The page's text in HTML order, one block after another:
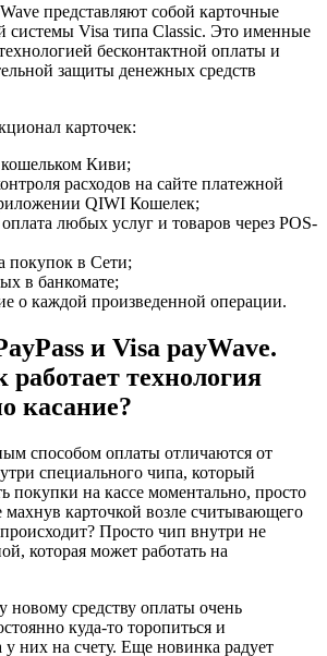
представляют собой карточные
системы Visa типа Classic. Это именные
бесконтактной оплаты и
защиты денежных средств
карточек:
Киви;
расходов на сайте платежной
QIWI Кошелек;
оплата любых услуг и товаров через POS-
покупок в Сети;
в банкомате;
о каждой произведенной операции.
и Visa payWave.
работает технология
касание?
способом оплаты отличаются от
специального чипа, который
покупки на кассе моментально, просто
карточкой возле считывающего
Просто чип внутри не
которая может работать на
новому средству оплаты очень
куда-то торопиться и
них на счету. Еще новинка радует